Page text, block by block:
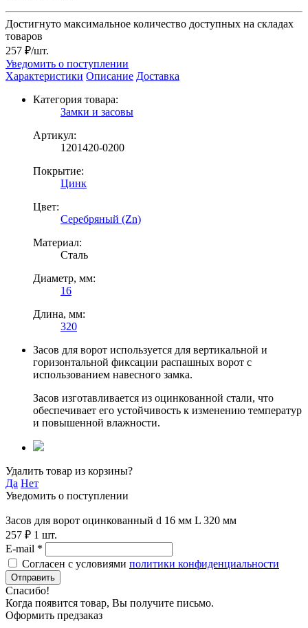
Достигнуто максимальное количество доступных на складах
товаров
257 ₽/шт.
Уведомить о поступлении
Характеристики Описание Доставка
Категория товара:
Замки и засовы
Артикул:
1201420-0200
Покрытие:
Цинк
Цвет:
Серебряный (Zn)
Материал:
Сталь
Диаметр, мм:
16
Длина, мм:
320
Засов для ворот используется для вертикальной и
горизонтальной фиксации распашных ворот с
использованием навесного замка.
Засов изготавливается из оцинкованной стали, что
обеспечивает его устойчивость к изменению температур
и повышенной влажности.
Удалить товар из корзины?
Да Нет
Уведомить о поступлении
Засов для ворот оцинкованный d 16 мм L 320 мм
257 ₽ 1 шт.
E-mail *
Согласен с условиями политики конфиденциальности
Отправить
Спасибо!
Когда появится товар, Вы получите письмо.
Оформить предзаказ